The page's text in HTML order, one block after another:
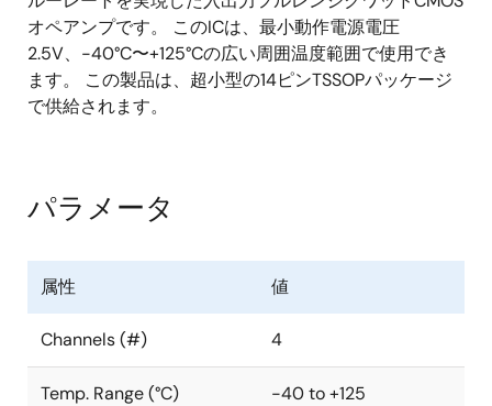
オペアンプです。 このICは、最小動作電源電圧
2.5V、-40°C〜+125°Cの広い周囲温度範囲で使用でき
ます。 この製品は、超小型の14ピンTSSOPパッケージ
で供給されます。
パラメータ
属性 値
Channels (#) 4
Temp. Range (°C) -40 to +125